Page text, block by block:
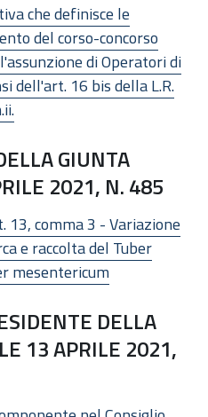
che definisce le
del corso-concorso
di Operatori di
dell'art. 16 bis della L.R.
GIUNTA
2021, N. 485
13, comma 3 - Variazione
e raccolta del Tuber
mesentericum
DELLA
13 APRILE 2021,